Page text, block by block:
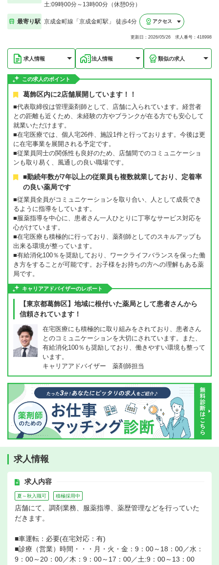
土:09時00分～13時00分（休憩0分）
最寄り駅 京成金町線「京成金町駅」 徒歩4分 アクセス
更新日：2026/05/26 求人番号：418998
求人情報 法人情報 類似の求人
この求人のポイント
葛飾区内に2店舗展開しています！！
■代表取締役は管理薬剤師として、店舗に入られています。経営者
との距離も近くため、未経験の方やブランクが在る方でも安心して
就業いただけます。
■在宅医療では、個人宅26件、施設1件と行っております。今後は更
に在宅事業を展開される予定です。
■従業員同士の関係性も良好のため、店舗間でのコミュニケーショ
ンも取り易く、風通しの良い職場です。
■勤続年数が7年以上の従業員も複数就業しており、定着率
の良い薬局です
■従業員全員がコミュニケーションを取り合い、人として成長でき
るように指導をしています。
■服薬指導を中心に、患者さん一人ひとりに丁寧なサービス対応を
心がけています。
■在宅医療も積極的に行っており、薬剤師としてのスキルアップも
出来る環境が整っています。
■有給消化100％を奨励しており、ワークライフバランスを保った働
き方をすることが可能です。お子様をお持ちの方への理解もある薬
局です。
キャリアアドバイザーのレポート
【東京都葛飾区】地域に根付いた薬局として患者さんから
信頼されています！
在宅医療にも積極的に取り組みをされており、患者さん
とのコミュニケーションを大切にされています。また、
有給消化100％も奨励しており、働きやすい環境も整って
います。
キャリアアドバイザー 薬剤師担当
求人情報
求人内容
夏～秋入職可 積極採用中
店舗にて、調剤業務、服薬指導、薬歴管理などを行っていた
だきます。
■車運転：必要(在宅対応：有)
■診療（営業）時間・・・月・火・金：9：00～18：00／水：
9：00～20：00／木：9：00～17：00／土:9：00～13：00